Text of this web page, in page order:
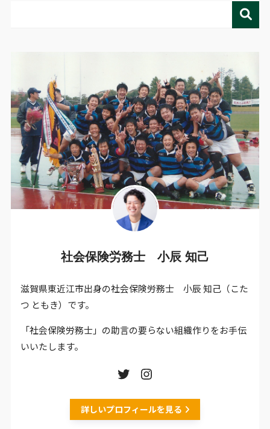
社会保険労務士 小辰 知己
滋賀県東近江市出身の社会保険労務士 小辰 知己（こた
つ ともき）です。
「社会保険労務士」の助言の要らない組織作りをお手伝
いいたします。
詳しいプロフィールを見る